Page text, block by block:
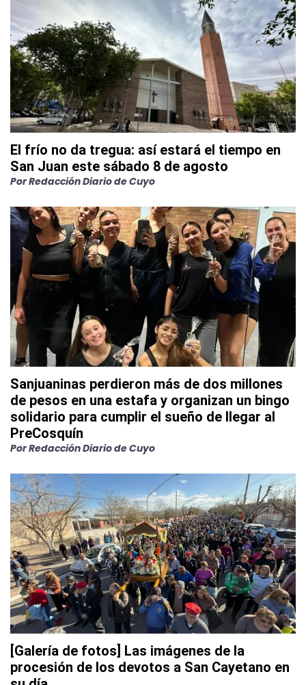
El frío no da tregua: así estará el tiempo en
San Juan este sábado 8 de agosto
PorRedacción Diario de Cuyo
Sanjuaninas perdieron más de dos millones
de pesos en una estafa y organizan un bingo
solidario para cumplir el sueño de llegar al
PreCosquín
PorRedacción Diario de Cuyo
[Galería de fotos] Las imágenes de la
procesión de los devotos a San Cayetano en